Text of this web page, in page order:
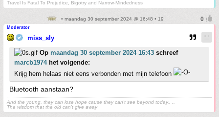
Travel Is Fatal To Prejudice, Bigotry and Narrow-Mindedness
• maandag 30 september 2024 @ 16:48 • 19
Moderator
miss_sly
Op maandag 30 september 2024 16:43 schreef
marcb1974het volgende:
Krijg hem helaas niet eens verbonden met mijn telefoon
Bluetooth aanstaan?
And the young, they can lose hope cause they can't see beyond today,. ..
The wisdom that the old can't give away